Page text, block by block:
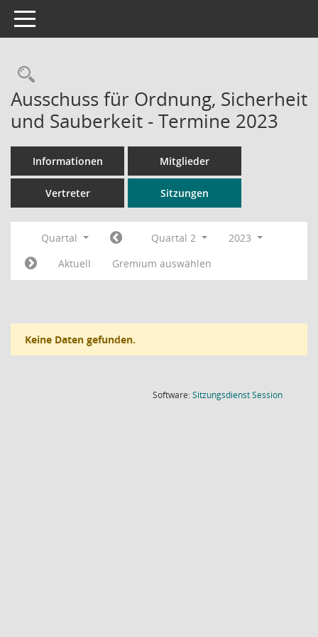
Toggle navigation
Rechercheauswahl
Ausschuss für Ordnung, Sicherheit
und Sauberkeit - Termine 2023
Informationen Mitglieder
Vertreter Sitzungen
Quartal Quartal 2
2023
Aktuell
Gremium auswählen
Keine Daten gefunden.
Software:SitzungsdienstSession(Wird in